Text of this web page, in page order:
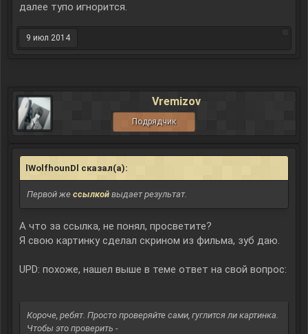
далее тупо игнорится.
9 июл 2014
Vremizov
Подрядчик
lWolfhounDl сказал(а):
Первой же ссылкой выдает результат.
А что за ссылка, не понял, просветите?
Я свою картинку сделал скрином из фильма, зуб даю.
UPD: похоже, нашел выше в теме ответ на свой вопрос:
Короче, ребят. Просто проверяйте сами, гуглится ли картинка.
Чтобы это проверить -